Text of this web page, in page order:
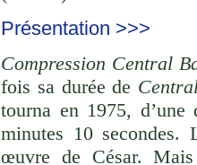
Présentation >>>
Compression Central
fois sa durée de
tourna en 1975,
minutes 10
œuvre de César.